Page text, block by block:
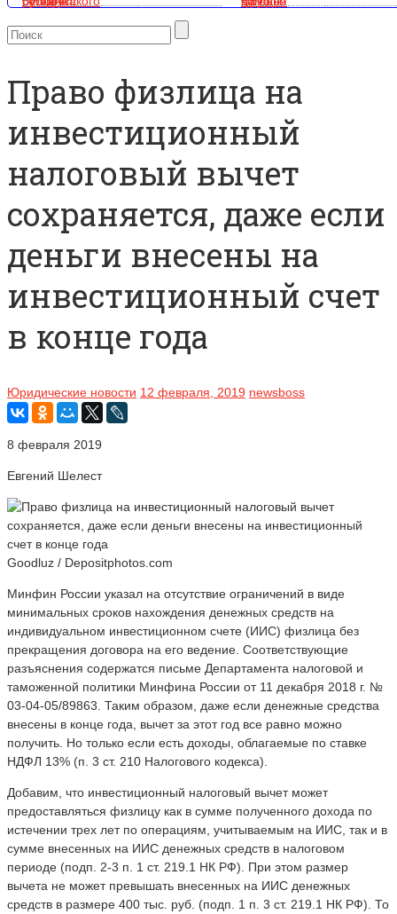
Право физлица на
инвестиционный
налоговый вычет
сохраняется, даже если
деньги внесены на
инвестиционный счет
в конце года
Юридические новости 12 февраля, 2019 newsboss
8 февраля 2019
Евгений Шелест
Goodluz / Depositphotos.com
Минфин России указал на отсутствие ограничений в виде
минимальных сроков нахождения денежных средств на
индивидуальном инвестиционном счете (ИИС) физлица без
прекращения договора на его ведение. Соответствующие
разъяснения содержатся письме Департамента налоговой и
таможенной политики Минфина России от 11 декабря 2018 г. №
03-04-05/89863. Таким образом, даже если денежные средства
внесены в конце года, вычет за этот год все равно можно
получить. Но только если есть доходы, облагаемые по ставке
НДФЛ 13% (п. 3 ст. 210 Налогового кодекса).
Добавим, что инвестиционный налоговый вычет может
предоставляться физлицу как в сумме полученного дохода по
истечении трех лет по операциям, учитываемым на ИИС, так и в
сумме внесенных на ИИС денежных средств в налоговом
периоде (подп. 2-3 п. 1 ст. 219.1 НК РФ). При этом размер
вычета не может превышать внесенных на ИИС денежных
средств в размере 400 тыс. руб. (подп. 1 п. 3 ст. 219.1 НК РФ). То